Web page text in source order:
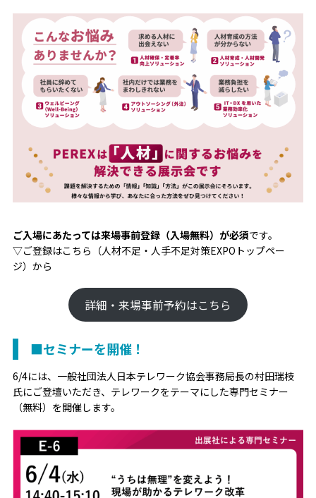
ご入場にあたっては来場事前登録（入場無料）が必須です。
▽ご登録はこちら（人材不足・人手不足対策EXPOトップペー
ジ）から
詳細・来場事前予約はこちら
■セミナーを開催！
6/4には、一般社団法人日本テレワーク協会事務局長の村田瑞枝
氏にご登壇いただき、テレワークをテーマにした専門セミナー
（無料）を開催します。